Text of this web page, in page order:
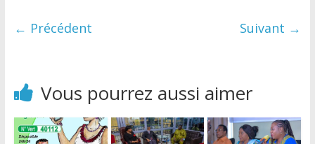
← Précédent Suivant →
Vous pourrez aussi aimer